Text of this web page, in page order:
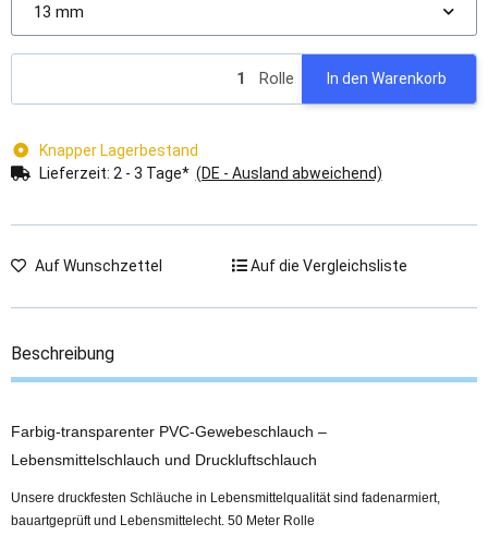
13 mm
Rolle In den Warenkorb
Knapper Lagerbestand
Lieferzeit: 2 - 3 Tage* (DE - Ausland abweichend)
Auf Wunschzettel Auf die Vergleichsliste
Beschreibung
Farbig-transparenter PVC-Gewebeschlauch –
Lebensmittelschlauch und Druckluftschlauch
Unsere druckfesten Schläuche in Lebensmittelqualität sind fadenarmiert,
bauartgeprüft und Lebensmittelecht. 50 Meter Rolle